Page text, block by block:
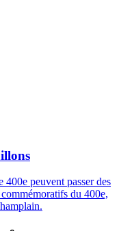
400e peuvent passer des
du 400e,